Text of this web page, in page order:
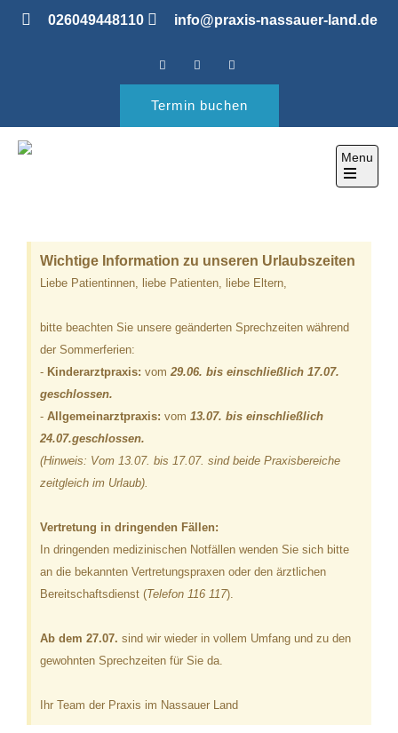
026049448110 info@praxis-nassauer-land.de
Termin buchen
Menu
Wichtige Information zu unseren Urlaubszeiten
Liebe Patientinnen, liebe Patienten, liebe Eltern,
bitte beachten Sie unsere geänderten Sprechzeiten während
der Sommerferien:
- Kinderarztpraxis: vom 29.06. bis einschließlich 17.07.
geschlossen.
- Allgemeinarztpraxis: vom 13.07. bis einschließlich
24.07.geschlossen.
(Hinweis: Vom 13.07. bis 17.07. sind beide Praxisbereiche
zeitgleich im Urlaub).
Vertretung in dringenden Fällen:
In dringenden medizinischen Notfällen wenden Sie sich bitte
an die bekannten Vertretungspraxen oder den ärztlichen
Bereitschaftsdienst (Telefon 116 117).
Ab dem 27.07. sind wir wieder in vollem Umfang und zu den
gewohnten Sprechzeiten für Sie da.
Ihr Team der Praxis im Nassauer Land